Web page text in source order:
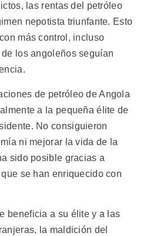
las rentas del petróleo
nepotista triunfante. Esto
más control, incluso
los angoleños seguían
de petróleo de Angola
a la pequeña élite de
No consiguieron
ni mejorar la vida de la
sido posible gracias a
se han enriquecido con
beneficia a su élite y a las
la maldición del